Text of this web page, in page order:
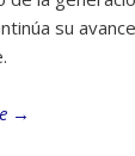
su
→